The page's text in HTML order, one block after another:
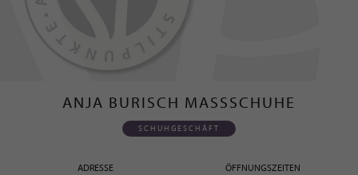
ANJA BURISCH MASSSCHUHE
SCHUHGESCHÄFT
ADRESSE ÖFFNUNGSZEITEN